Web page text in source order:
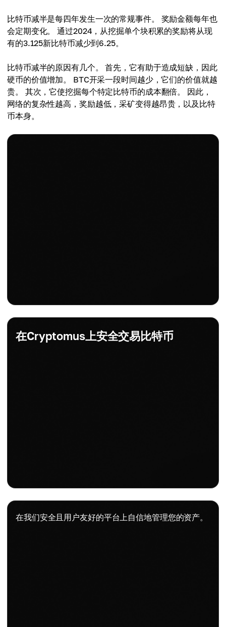
比特币减半是每四年发生一次的常规事件。 奖励金额每年也
会定期变化。 通过2024，从挖掘单个块积累的奖励将从现
有的3.125新比特币减少到6.25。
比特币减半的原因有几个。 首先，它有助于造成短缺，因此
硬币的价值增加。 BTC开采一段时间越少，它们的价值就越
贵。 其次，它使挖掘每个特定比特币的成本翻倍。 因此，
网络的复杂性越高，奖励越低，采矿变得越昂贵，以及比特
币本身。
在Cryptomus上安全交易比特币
在我们安全且用户友好的平台上自信地管理您的资产。